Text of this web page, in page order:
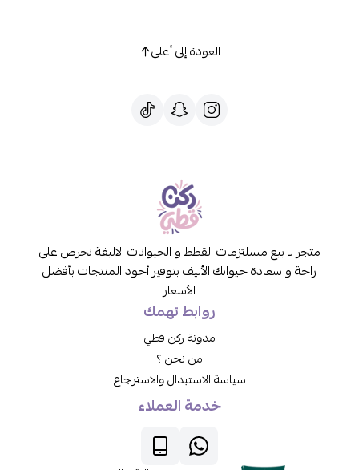
العودة إلى أعلى
متجر لـ بيع مسلتزمات القطط و الحيوانات الاليفة نحرص على
راحة و سعادة حيوانك الأليف بتوفير أجود المنتجات بأفضل
الأسعار
روابط تهمك
مدونة ركن قطي
من نحن ؟
سياسة الاستبدال والاسترجاع
خدمة العملاء